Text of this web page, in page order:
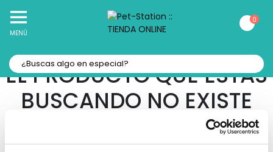
10% Offen tu Primera Compra Online
MENÚ
0
EL PRODUCTO QUE ESTAS
BUSCANDO NO EXISTE
Navega por nuestro sitio y disfruta de la
experiencia de comprar en nuestra